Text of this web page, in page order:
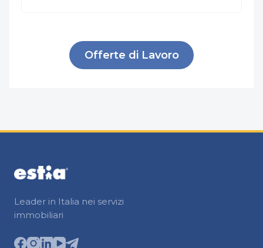
Offerte di Lavoro
Leader in Italia nei servizi
immobiliari